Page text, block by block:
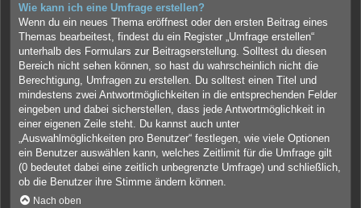
Wie kann ich eine Umfrage erstellen?
Wenn du ein neues Thema eröffnest oder den ersten Beitrag eines
Themas bearbeitest, findest du ein Register „Umfrage erstellen“
unterhalb des Formulars zur Beitragserstellung. Solltest du diesen
Bereich nicht sehen können, so hast du wahrscheinlich nicht die
Berechtigung, Umfragen zu erstellen. Du solltest einen Titel und
mindestens zwei Antwortmöglichkeiten in die entsprechenden Felder
eingeben und dabei sicherstellen, dass jede Antwortmöglichkeit in
einer eigenen Zeile steht. Du kannst auch unter
„Auswahlmöglichkeiten pro Benutzer“ festlegen, wie viele Optionen
ein Benutzer auswählen kann, welches Zeitlimit für die Umfrage gilt
(0 bedeutet dabei eine zeitlich unbegrenzte Umfrage) und schließlich,
ob die Benutzer ihre Stimme ändern können.
Nach oben